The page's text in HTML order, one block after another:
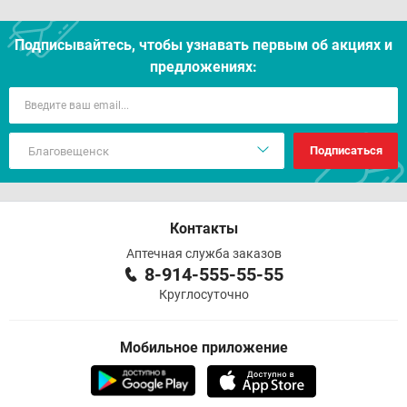
Подписывайтесь, чтобы узнавать первым об акцияx и
предложениях:
Подписаться
Контакты
Аптечная служба заказов
8-914-555-55-55
Круглосуточно
Мобильное приложение